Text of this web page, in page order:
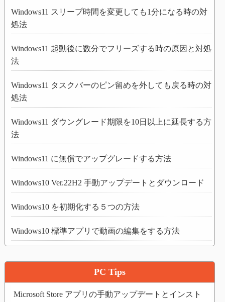
Windows11 スリープ時間を変更しても1分になる時の対
処法
Windows11 起動後に数分でフリーズする時の原因と対処
法
Windows11 タスクバーのピン留めを外しても戻る時の対
処法
Windows11 ダウングレード期限を10日以上に延長する方
法
Windows11 に無償でアップグレードする方法
Windows10 Ver.22H2 手動アップデートとダウンロード
Windows10 を初期化する５つの方法
Windows10 標準アプリで動画の編集をする方法
PC Tips
Microsoft Store アプリの手動アップデートとインスト